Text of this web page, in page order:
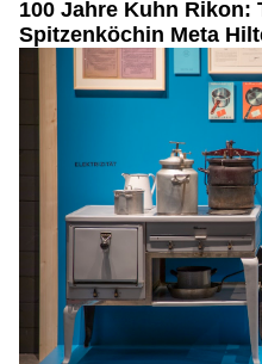
100 Jahre Kuhn Rikon:
Spitzenköchin Meta